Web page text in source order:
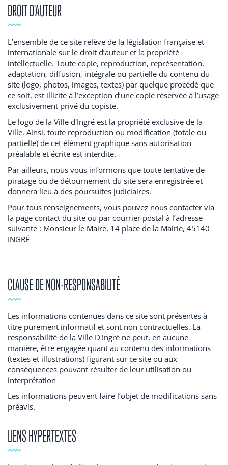
DROIT D'AUTEUR
L’ensemble de ce site relève de la législation française et
internationale sur le droit d’auteur et la propriété
intellectuelle. Toute copie, reproduction, représentation,
adaptation, diffusion, intégrale ou partielle du contenu du
site (logo, photos, images, textes) par quelque procédé que
ce soit, est illicite à l’exception d’une copie réservée à l’usage
exclusivement privé du copiste.
Le logo de la Ville d'Ingré est la propriété exclusive de la
Ville. Ainsi, toute reproduction ou modification (totale ou
partielle) de cet élément graphique sans autorisation
préalable et écrite est interdite.
Par ailleurs, nous vous informons que toute tentative de
piratage ou de détournement du site sera enregistrée et
donnera lieu à des poursuites judiciaires.
Pour tous renseignements, vous pouvez nous contacter via
la page contact du site ou par courrier postal à l’adresse
suivante : Monsieur le Maire, 14 place de la Mairie, 45140
INGRÉ
CLAUSE DE NON-RESPONSABILITÉ
Les informations contenues dans ce site sont présentes à
titre purement informatif et sont non contractuelles. La
responsabilité de la Ville D'Ingré ne peut, en aucune
manière, être engagée quant au contenu des informations
(textes et illustrations) figurant sur ce site ou aux
conséquences pouvant résulter de leur utilisation ou
interprétation
Les informations peuvent faire l’objet de modifications sans
préavis.
LIENS HYPERTEXTES